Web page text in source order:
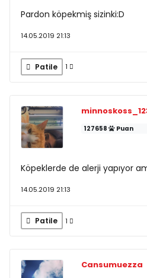
Pardon köpekmiş sizinki:D
14.05.2019 21:13
Patile 1
127658 Puan
Köpeklerde de alerji yapıyor
14.05.2019 21:13
Patile 1
Cansumuezza